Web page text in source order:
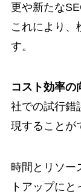
更や新たな
これにより、
す。
コスト効率の
社での試行錯
現することが
時間とリソー
トアップに